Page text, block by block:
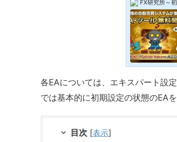
FX研究所～
各EAについては、エキスパート設
では基本的に初期設定の状態のEAを
目次 [表示]